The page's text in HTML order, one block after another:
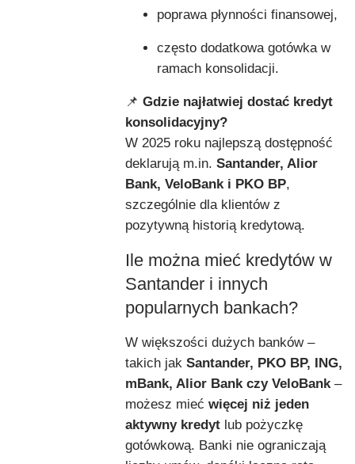
poprawa płynności finansowej,
często dodatkowa gotówka w
ramach konsolidacji.
📌 Gdzie najłatwiej dostać kredyt
konsolidacyjny?
W 2025 roku najlepszą dostępność
deklarują m.in. Santander, Alior
Bank, VeloBank i PKO BP,
szczególnie dla klientów z
pozytywną historią kredytową.
Ile można mieć kredytów w
Santander i innych
popularnych bankach?
W większości dużych banków –
takich jak Santander, PKO BP, ING,
mBank, Alior Bank czy VeloBank –
możesz mieć więcej niż jeden
aktywny kredyt lub pożyczkę
gotówkową. Banki nie ograniczają